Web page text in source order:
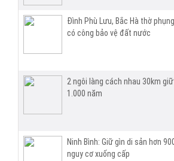
Đình Phù Lưu, Bắc Hà thờ
có công bảo vệ đất nước
2 ngôi làng cách nhau 30km
1.000 năm
Ninh Bình: Giữ gìn di sản hơn
nguy cơ xuống cấp